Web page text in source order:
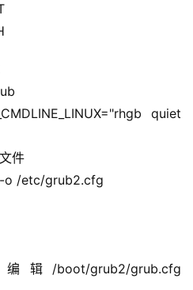
quiet
件
grub2.cfg
grub2/grub.cfg